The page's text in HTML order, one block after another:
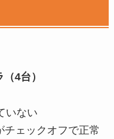
4台）
いない
チェックオフで正常